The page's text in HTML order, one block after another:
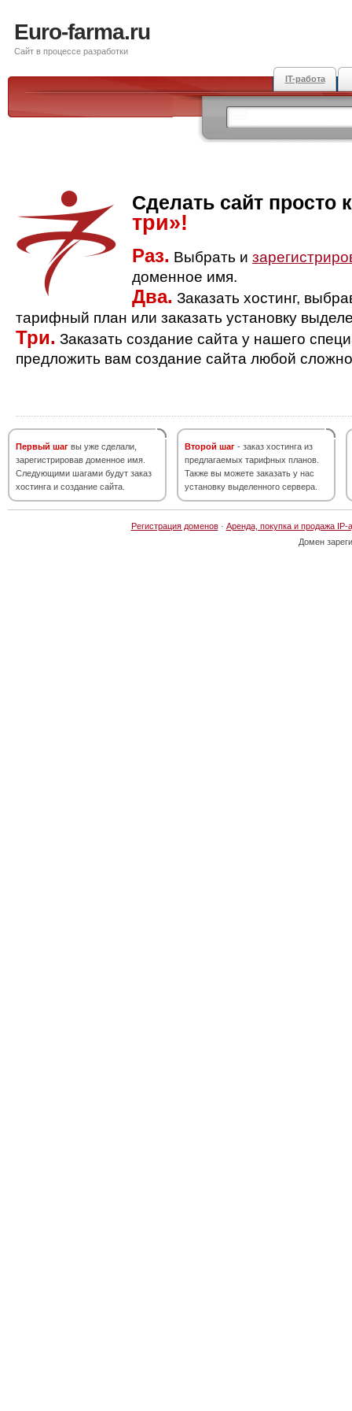
Euro-farma.ru
Сайт в процессе разработки
IT-работа
Сделать сайт просто
три»!
Раз. Выбрать и
доменное имя.
Два. Заказать хостинг,
тарифный план или заказать установку
Три. Заказать создание сайта у нашего
предложить вам создание сайта любой
Первый шаг вы уже сделали,
зарегистрировав доменное имя.
Следующими шагами будут заказ
хостинга и создание сайта.
Второй шаг - заказ хостинга из
предлагаемых тарифных планов.
Также вы можете заказать у нас
установку выделенного сервера.
Регистрация доменов· Аренда, покупка и продажа IP-
Домен